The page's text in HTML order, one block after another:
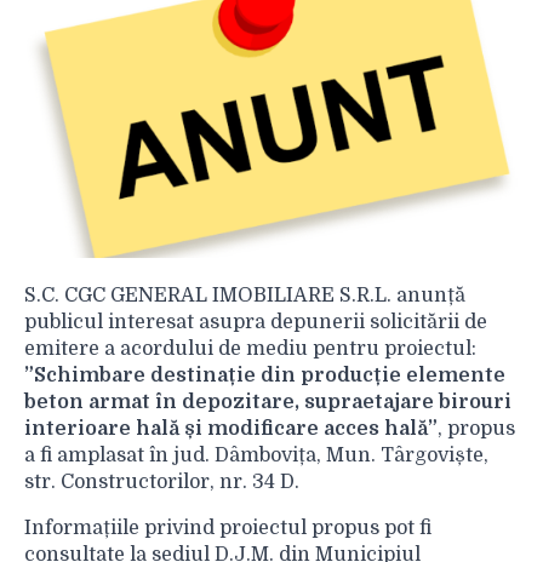
S.C. CGC GENERAL IMOBILIARE S.R.L. anunță
publicul interesat asupra depunerii solicitării de
emitere a acordului de mediu pentru proiectul:
”Schimbare destinație din producție elemente
beton armat în depozitare, supraetajare birouri
interioare hală și modificare acces hală”, propus
a fi amplasat în jud. Dâmbovița, Mun. Târgoviște,
str. Constructorilor, nr. 34 D.
Informațiile privind proiectul propus pot fi
consultate la sediul D.J.M. din Municipiul